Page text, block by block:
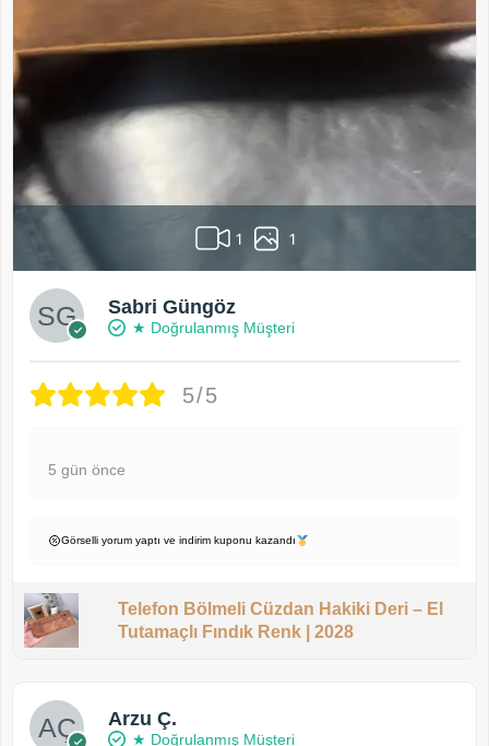
1 1
Sabri Güngöz
★ Doğrulanmış Müşteri
5/5
5 gün önce
Görselli yorum yaptı ve indirim kuponu kazandı
Telefon Bölmeli Cüzdan Hakiki Deri – El
Tutamaçlı Fındık Renk | 2028
Arzu Ç.
★ Doğrulanmış Müşteri